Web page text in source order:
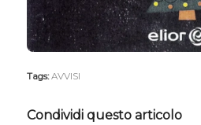
Tags: AVVISI
Condividi questo articolo